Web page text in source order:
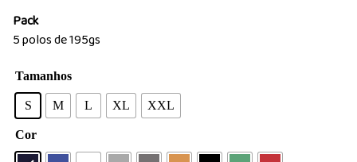
Pack
5 polos de 195gs
Tamanhos
S M L XL XXL
Cor